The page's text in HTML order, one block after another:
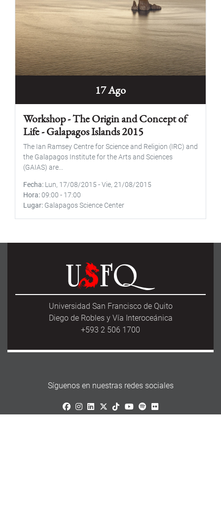
17 Ago
Workshop - The Origin and Concept of
Life - Galapagos Islands 2015
The Ian Ramsey Centre for Science and Religion (IRC) and
the Galapagos Institute for the Arts and Sciences
(GAIAS) are...
Fecha Lun, 17/08/2015 -Vie, 21/08/2015
Hora 09:00 - 17:00
Lugar Galapagos Science Center
Universidad San Francisco de Quito
Diego de Robles y Vía Interoceánica
+593 2 506 1700
Síguenos en nuestras redes sociales